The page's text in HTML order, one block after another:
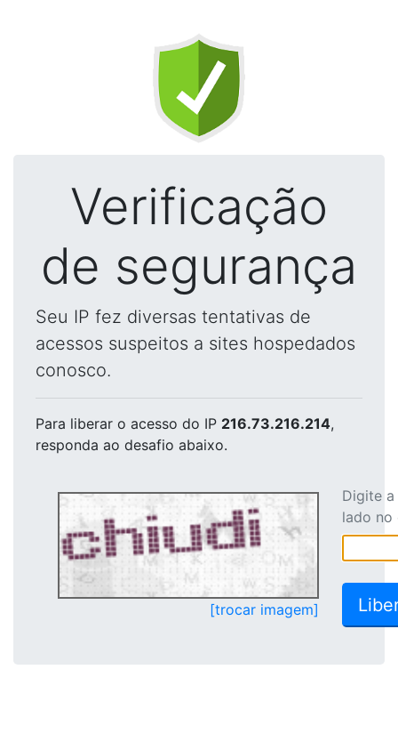
Verificação
de segurança
Seu IP fez diversas tentativas de
acessos suspeitos a sites hospedados
conosco.
Para liberar o acesso do IP 216.73.216.214,
responda ao desafio abaixo.
[trocar imagem]
Digite
lado no